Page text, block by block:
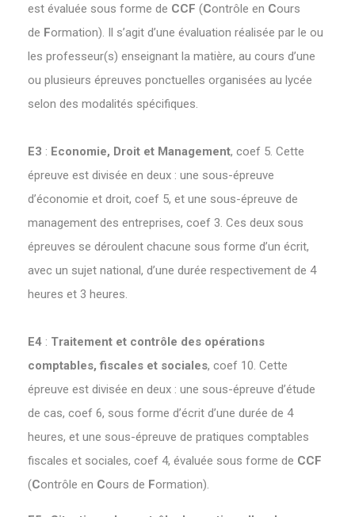
est évaluée sous forme de CCF (Contrôle en Cours
de Formation). Il s’agit d’une évaluation réalisée par le ou
les professeur(s) enseignant la matière, au cours d’une
ou plusieurs épreuves ponctuelles organisées au lycée
selon des modalités spécifiques.
E3 : Economie, Droit et Management, coef 5. Cette
épreuve est divisée en deux : une sous-épreuve
d’économie et droit, coef 5, et une sous-épreuve de
management des entreprises, coef 3. Ces deux sous
épreuves se déroulent chacune sous forme d’un écrit,
avec un sujet national, d’une durée respectivement de 4
heures et 3 heures.
E4 : Traitement et contrôle des opérations
comptables, fiscales et sociales, coef 10. Cette
épreuve est divisée en deux : une sous-épreuve d’étude
de cas, coef 6, sous forme d’écrit d’une durée de 4
heures, et une sous-épreuve de pratiques comptables
fiscales et sociales, coef 4, évaluée sous forme de CCF
(Contrôle en Cours de Formation).